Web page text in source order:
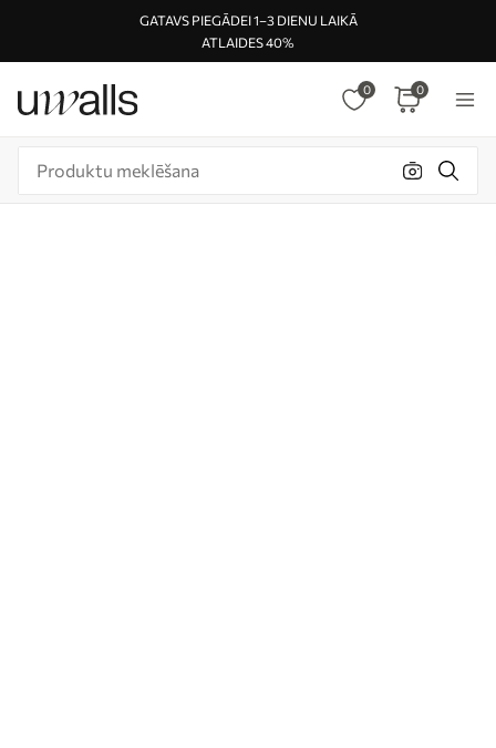
GATAVS PIEGĀDEI 1–3 DIENU LAIKĀ
ATLAIDES 40%
0 0